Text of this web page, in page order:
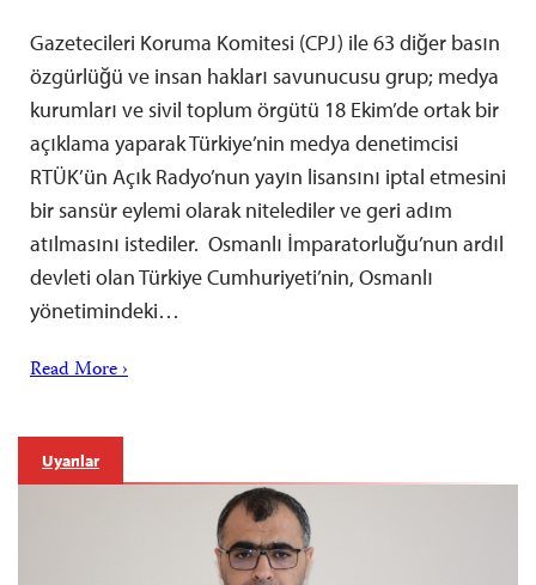
Gazetecileri Koruma Komitesi (CPJ) ile 63 diğer basın
özgürlüğü ve insan hakları savunucusu grup; medya
kurumları ve sivil toplum örgütü 18 Ekim’de ortak bir
açıklama yaparak Türkiye’nin medya denetimcisi
RTÜK’ün Açık Radyo’nun yayın lisansını iptal etmesini
bir sansür eylemi olarak nitelediler ve geri adım
atılmasını istediler. Osmanlı İmparatorluğu’nun ardıl
devleti olan Türkiye Cumhuriyeti’nin, Osmanlı
yönetimindeki…
Read More ›
Uyarılar